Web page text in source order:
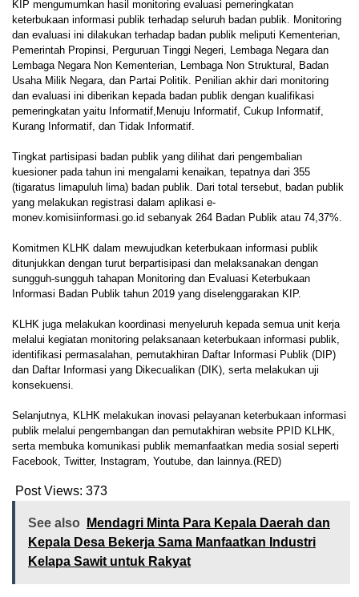
KIP mengumumkan hasil monitoring evaluasi pemeringkatan
keterbukaan informasi publik terhadap seluruh badan publik. Monitoring
dan evaluasi ini dilakukan terhadap badan publik meliputi Kementerian,
Pemerintah Propinsi, Perguruan Tinggi Negeri, Lembaga Negara dan
Lembaga Negara Non Kementerian, Lembaga Non Struktural, Badan
Usaha Milik Negara, dan Partai Politik. Penilian akhir dari monitoring
dan evaluasi ini diberikan kepada badan publik dengan kualifikasi
pemeringkatan yaitu Informatif,Menuju Informatif, Cukup Informatif,
Kurang Informatif, dan Tidak Informatif.
Tingkat partisipasi badan publik yang dilihat dari pengembalian
kuesioner pada tahun ini mengalami kenaikan, tepatnya dari 355
(tigaratus limapuluh lima) badan publik. Dari total tersebut, badan publik
yang melakukan registrasi dalam aplikasi e-
monev.komisiinformasi.go.id sebanyak 264 Badan Publik atau 74,37%.
Komitmen KLHK dalam mewujudkan keterbukaan informasi publik
ditunjukkan dengan turut berpartisipasi dan melaksanakan dengan
sungguh-sungguh tahapan Monitoring dan Evaluasi Keterbukaan
Informasi Badan Publik tahun 2019 yang diselenggarakan KIP.
KLHK juga melakukan koordinasi menyeluruh kepada semua unit kerja
melalui kegiatan monitoring pelaksanaan keterbukaan informasi publik,
identifikasi permasalahan, pemutakhiran Daftar Informasi Publik (DIP)
dan Daftar Informasi yang Dikecualikan (DIK), serta melakukan uji
konsekuensi.
Selanjutnya, KLHK melakukan inovasi pelayanan keterbukaan informasi
publik melalui pengembangan dan pemutakhiran website PPID KLHK,
serta membuka komunikasi publik memanfaatkan media sosial seperti
Facebook, Twitter, Instagram, Youtube, dan lainnya.(RED)
Post Views: 373
See also
Mendagri Minta Para Kepala Daerah dan
Kepala Desa Bekerja Sama Manfaatkan Industri
Kelapa Sawit untuk Rakyat